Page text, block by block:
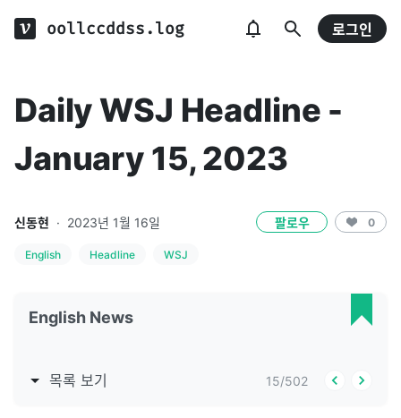
oollccddss.log 로그인
Daily WSJ Headline -
January 15, 2023
신동현 · 2023년 1월 16일 팔로우 0
English Headline WSJ
English News
목록 보기 15/502